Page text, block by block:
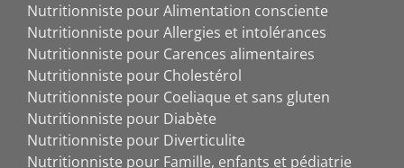
Nutritionniste pour Alimentation consciente
Nutritionniste pour Allergies et intolérances
Nutritionniste pour Carences alimentaires
Nutritionniste pour Cholestérol
Nutritionniste pour Coeliaque et sans gluten
Nutritionniste pour Diabète
Nutritionniste pour Diverticulite
Nutritionniste pour Famille, enfants et pédiatrie